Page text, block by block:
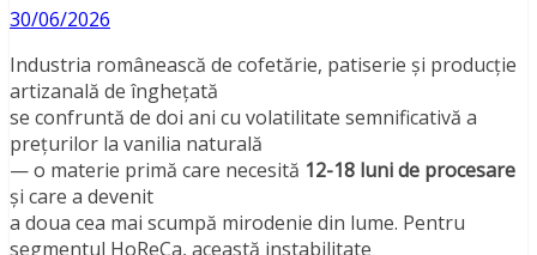
30/06/2026
Industria românească de cofetărie, patiserie și producție
artizanală de înghețată
se confruntă de doi ani cu volatilitate semnificativă a
prețurilor la vanilia naturală
— o materie primă care necesită 12-18 luni de procesare
și care a devenit
a doua cea mai scumpă mirodenie din lume. Pentru
segmentul HoReCa, această instabilitate